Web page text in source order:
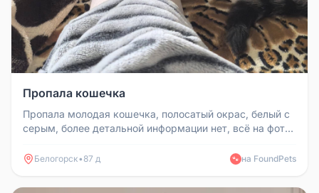
Пропала кошечка
Пропала молодая кошечка, полосатый окрас, белый с
серым, более детальной информации нет, всё на фото.
Белогорск• 87 д 🐾 на FoundPets